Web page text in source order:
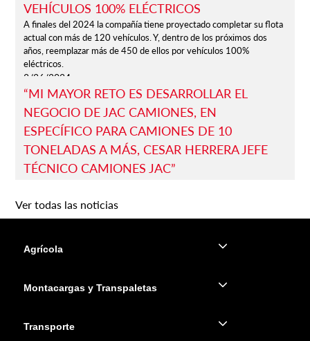
VEHÍCULOS 100% ELÉCTRICOS
A finales del 2024 la compañía tiene proyectado completar su flota
actual con más de 120 vehículos. Y, dentro de los próximos dos
años, reemplazar más de 450 de ellos por vehículos 100%
eléctricos.
8/26/2024
“MI MAYOR RETO ES DESARROLLAR EL
NEGOCIO DE JAC CAMIONES, EN
ESPECÍFICO PARA CAMIONES DE 10
TONELADAS A MÁS, CESAR HERRERA JEFE
TÉCNICO CAMIONES JAC”
profesionales como líder para este año.
Ver todas las noticias
Agrícola
Montacargas y Transpaletas
Transporte